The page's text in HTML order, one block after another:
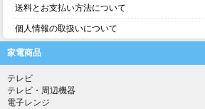
送料とお支払い方法について
個人情報の取扱いについて
家電商品
テレビ
テレビ・周辺機器
電子レンジ